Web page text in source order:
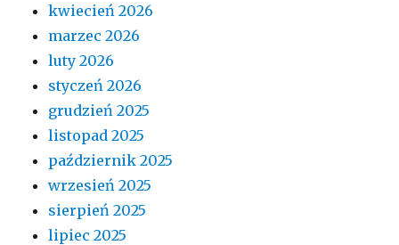
kwiecień 2026
marzec 2026
luty 2026
styczeń 2026
grudzień 2025
listopad 2025
październik 2025
wrzesień 2025
sierpień 2025
lipiec 2025